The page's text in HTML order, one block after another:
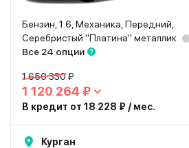
Бензин, 1.6, Механика, Передний,
Серебристый "Платина" металлик
Все 24 опции
1 650 330 ₽
1 120 264 ₽
В кредит от 18 228 ₽ / мес.
Курган